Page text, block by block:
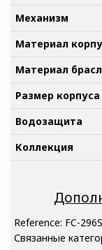
Механизм
Материал
Материал
Размер корпуса
Водозащита
Коллекция
Reference: FC-
Связанные